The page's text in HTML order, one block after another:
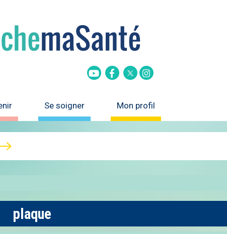
YoutubeFacebook
TwitterInstagram
Se soigner Mon profil
plaque